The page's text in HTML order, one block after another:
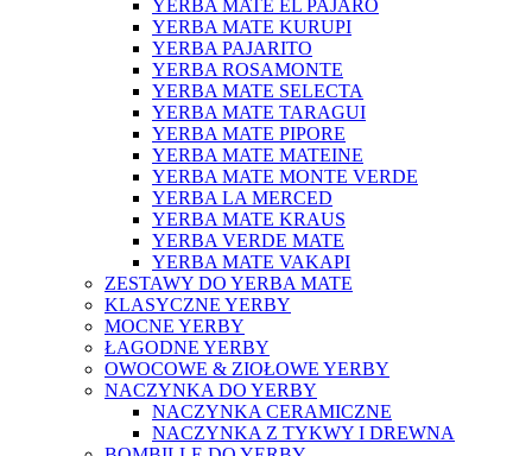
YERBA MATE EL PAJARO
YERBA MATE KURUPI
YERBA PAJARITO
YERBA ROSAMONTE
YERBA MATE SELECTA
YERBA MATE TARAGUI
YERBA MATE PIPORE
YERBA MATE MATEINE
YERBA MATE MONTE VERDE
YERBA LA MERCED
YERBA MATE KRAUS
YERBA VERDE MATE
YERBA MATE VAKAPI
ZESTAWY DO YERBA MATE
KLASYCZNE YERBY
MOCNE YERBY
ŁAGODNE YERBY
OWOCOWE & ZIOŁOWE YERBY
NACZYNKA DO YERBY
NACZYNKA CERAMICZNE
NACZYNKA Z TYKWY I DREWNA